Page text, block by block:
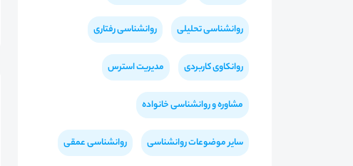
روانشناسی تحلیلی روانشناسی رفتاری
روانکاوی کاربردی مدیریت استرس
مشاوره و روانشناسی خانواده
سایر موضوعات روانشناسی روانشناسی عمقی